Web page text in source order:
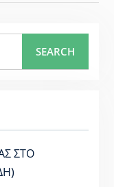
SEARCH
ΣΤΟ